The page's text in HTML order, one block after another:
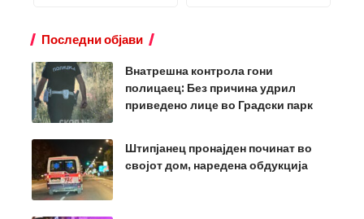
Последни објави
Внатрешна контрола гони
полицаец: Без причина удрил
приведено лице во Градски парк
Штипјанец пронајден починат во
својот дом, наредена обдукција